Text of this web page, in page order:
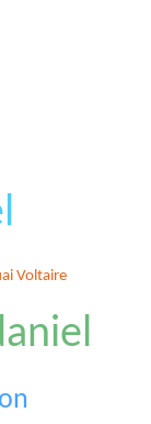
Voltaire